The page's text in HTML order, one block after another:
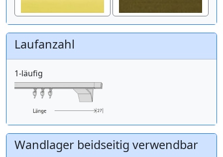
Laufanzahl
1-läufig
Wandlager beidseitig verwendbar